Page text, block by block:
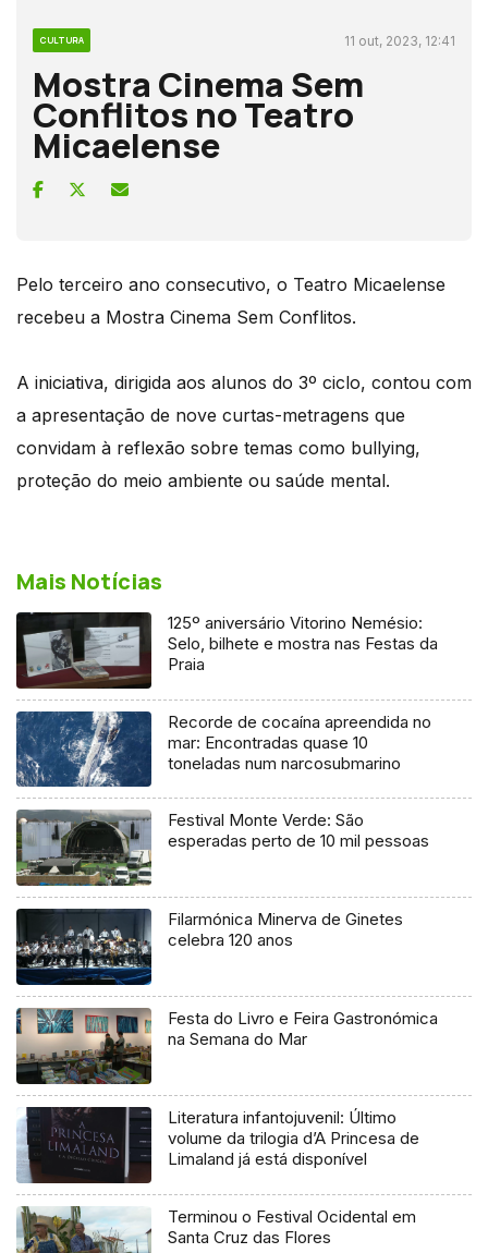
CULTURA 11 out, 2023, 12:41
Mostra Cinema Sem
Conflitos no Teatro
Micaelense
Pelo terceiro ano consecutivo, o Teatro Micaelense
recebeu a Mostra Cinema Sem Conflitos.
A iniciativa, dirigida aos alunos do 3º ciclo, contou com
a apresentação de nove curtas-metragens que
convidam à reflexão sobre temas como bullying,
proteção do meio ambiente ou saúde mental.
Mais Notícias
125º aniversário Vitorino Nemésio:
Selo, bilhete e mostra nas Festas da
Praia
Recorde de cocaína apreendida no
mar: Encontradas quase 10
toneladas num narcosubmarino
Festival Monte Verde: São
esperadas perto de 10 mil pessoas
Filarmónica Minerva de Ginetes
celebra 120 anos
Festa do Livro e Feira Gastronómica
na Semana do Mar
Literatura infantojuvenil: Último
volume da trilogia d’A Princesa de
Limaland já está disponível
Terminou o Festival Ocidental em
Santa Cruz das Flores